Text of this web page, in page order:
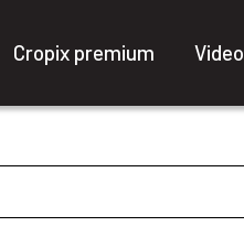
Cropix premium Video